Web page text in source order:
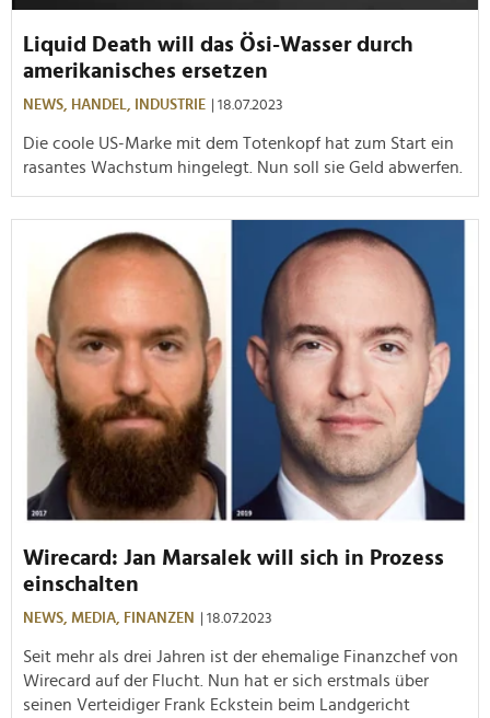
Liquid Death will das Ösi-Wasser durch
amerikanisches ersetzen
NEWS, HANDEL, INDUSTRIE | 18.07.2023
Die coole US-Marke mit dem Totenkopf hat zum Start ein
rasantes Wachstum hingelegt. Nun soll sie Geld abwerfen.
Wirecard: Jan Marsalek will sich in Prozess
einschalten
NEWS, MEDIA, FINANZEN | 18.07.2023
Seit mehr als drei Jahren ist der ehemalige Finanzchef von
Wirecard auf der Flucht. Nun hat er sich erstmals über
seinen Verteidiger Frank Eckstein beim Landgericht